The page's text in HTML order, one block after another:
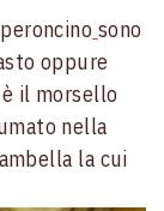
sono
oppure
il morsello
nella
la cui